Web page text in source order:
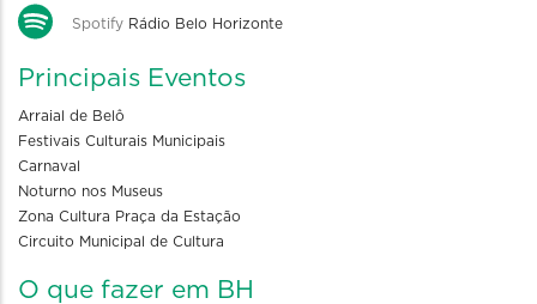
Spotify Rádio Belo Horizonte
Principais Eventos
Arraial de Belô
Festivais Culturais Municipais
Carnaval
Noturno nos Museus
Zona Cultura Praça da Estação
Circuito Municipal de Cultura
O que fazer em BH